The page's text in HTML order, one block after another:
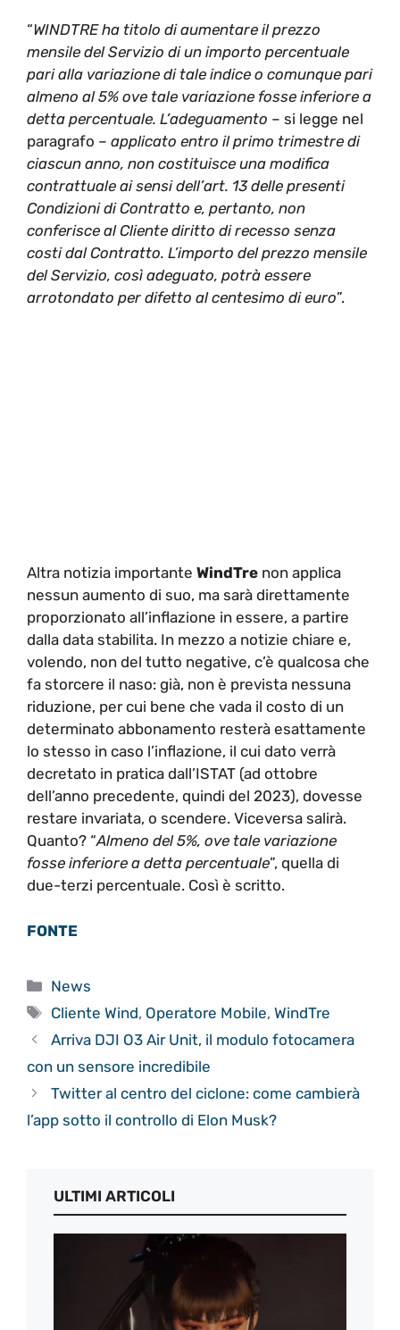
“WINDTRE ha titolo di aumentare il prezzo
mensile del Servizio di un importo percentuale
pari alla variazione di tale indice o comunque pari
almeno al 5% ove tale variazione fosse inferiore a
detta percentuale. L’adeguamento – si legge nel
paragrafo – applicato entro il primo trimestre di
ciascun anno, non costituisce una modifica
contrattuale ai sensi dell’art. 13 delle presenti
Condizioni di Contratto e, pertanto, non
conferisce al Cliente diritto di recesso senza
costi dal Contratto. L’importo del prezzo mensile
del Servizio, così adeguato, potrà essere
arrotondato per difetto al centesimo di euro”.
Altra notizia importante WindTre non applica
nessun aumento di suo, ma sarà direttamente
proporzionato all’inflazione in essere, a partire
dalla data stabilita. In mezzo a notizie chiare e,
volendo, non del tutto negative, c’è qualcosa che
fa storcere il naso: già, non è prevista nessuna
riduzione, per cui bene che vada il costo di un
determinato abbonamento resterà esattamente
lo stesso in caso l’inflazione, il cui dato verrà
decretato in pratica dall’ISTAT (ad ottobre
dell’anno precedente, quindi del 2023), dovesse
restare invariata, o scendere. Viceversa salirà.
Quanto? “Almeno del 5%, ove tale variazione
fosse inferiore a detta percentuale”, quella di
due-terzi percentuale. Così è scritto.
FONTE
Categorie
News
Tag
Cliente Wind, Operatore Mobile,WindTre
Arriva DJI O3 Air Unit, il modulo fotocamera
con un sensore incredibile
Twitter al centro del ciclone: come cambierà
l’app sotto il controllo di Elon Musk?
ULTIMI ARTICOLI